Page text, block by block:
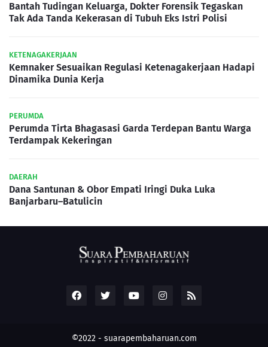
Bantah Tudingan Keluarga, Dokter Forensik Tegaskan
Tak Ada Tanda Kekerasan di Tubuh Eks Istri Polisi
KETENAGAKERJAAN
Kemnaker Sesuaikan Regulasi Ketenagakerjaan Hadapi
Dinamika Dunia Kerja
PERUMDA
Perumda Tirta Bhagasasi Garda Terdepan Bantu Warga
Terdampak Kekeringan
DAERAH
Dana Santunan & Obor Empati Iringi Duka Luka
Banjarbaru–Batulicin
©2022 - suarapembaharuan.com